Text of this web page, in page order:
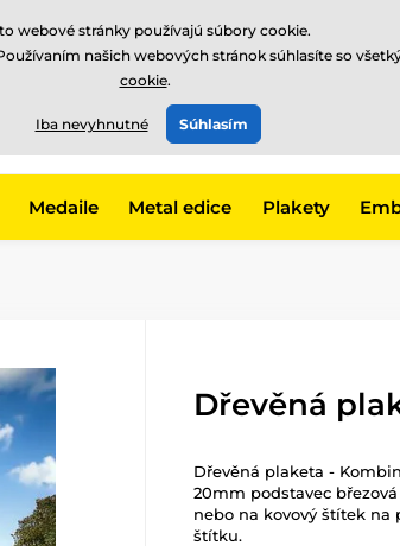
EUR
+421220255160
Medaile Metal edice Plakety
Dřevěná
Dřevěná plaketa -
20mm podstavec
nebo na kovový štítek na
štítku.
webové stránky používajú súbory cookie.
našich webových stránok súhlasíte so
cookie.
Iba nevyhnutné Súhlasím